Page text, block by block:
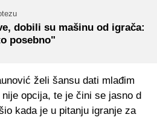
dobili su mašinu od igrača:
posebno"
želi šansu dati mlađim
opcija, te je čini se jasno d
kada je u pitanju igranje za